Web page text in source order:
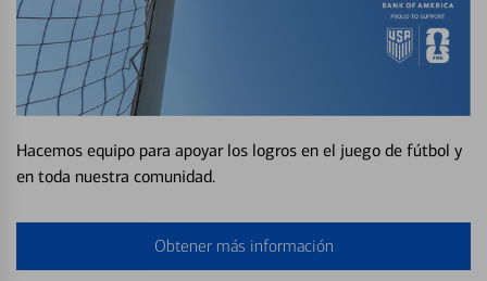
Hacemos equipo para apoyar los logros en el juego de fútbol y
en toda nuestra comunidad.
Obtener más información